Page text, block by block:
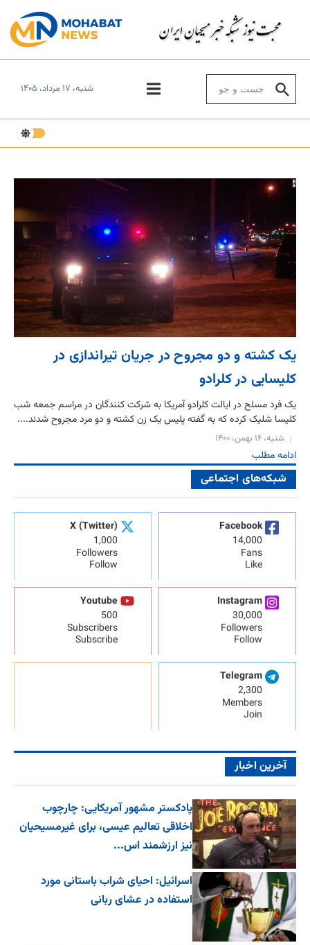
شنبه، ۱۷ مرداد، ۱۴۰۵
یک کشته و دو مجروح در جریان تیراندازی در
کلیسایی در کلرادو
یک فرد مسلح در ایالت کلرادو آمریکا به شرکت کنندگان در مراسم جمعه شب
کلیسا شلیک کرده که به گفته پلیس یک زن کشته و دو مرد مجروح شدند....
شنبه، ۱۶ بهمن، ۱۴۰۰
ادامه مطلب
شبکه‌های اجتماعی
Facebook
14,000
Fans
Like
X (Twitter)
1,000
Followers
Follow
Instagram
30,000
Followers
Follow
Youtube
500
Subscribers
Subscribe
Telegram
2,300
Members
Join
آخرین اخبار
پادکستر مشهور آمریکایی: چارچوب
اخلاقی تعالیم عیسی، برای غیرمسیحیان
نیز ارزشمند اس...
اسرائیل: احیای شراب باستانی مورد
استفاده در عشای ربانی